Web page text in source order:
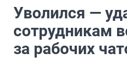
Уволился —
сотрудникам
за рабочих